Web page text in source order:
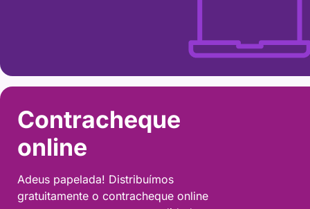
Contracheque
online
Adeus papelada! Distribuímos
gratuitamente o contracheque online